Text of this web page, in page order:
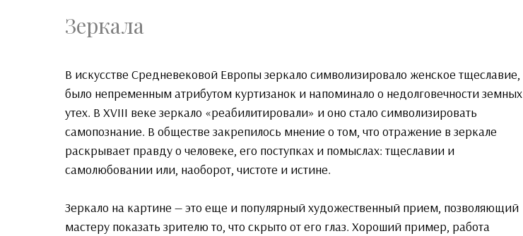
Зеркала
В искусстве Средневековой Европы зеркало символизировало женское тщеславие,
было непременным атрибутом куртизанок и напоминало о недолговечности земных
утех. В XVIII веке зеркало «реабилитировали» и оно стало символизировать
самопознание. В обществе закрепилось мнение о том, что отражение в зеркале
раскрывает правду о человеке, его поступках и помыслах: тщеславии и
самолюбовании или, наоборот, чистоте и истине.
Зеркало на картине — это еще и популярный художественный прием, позволяющий
мастеру показать зрителю то, что скрыто от его глаз. Хороший пример, работа